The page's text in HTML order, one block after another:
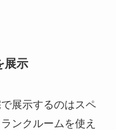
展示
展示するのはスペ
ンクルームを使え